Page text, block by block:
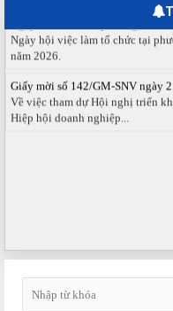
Ngày hội việc làm phường Hố
Ngày hội việc làm tổ chức tại
năm 2026.
Về việc tham dự Hội nghị triển
Hiệp hội doanh nghiệp...